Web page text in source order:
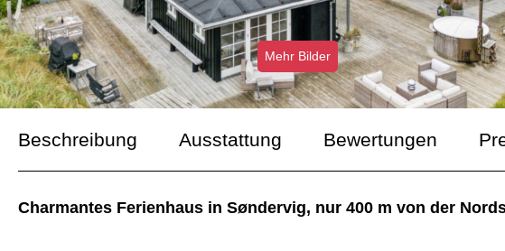
Mehr Bilder
Beschreibung Ausstattung Bewertungen
Charmantes Ferienhaus in Søndervig, nur 400 m von der